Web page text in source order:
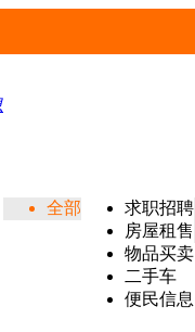
全部
求职招聘
房屋租售
物品买卖
二手车
便民信息